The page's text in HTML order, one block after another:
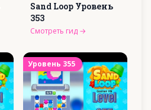
Sand Loop Уровень
353
Смотреть гид →
Уровень 355